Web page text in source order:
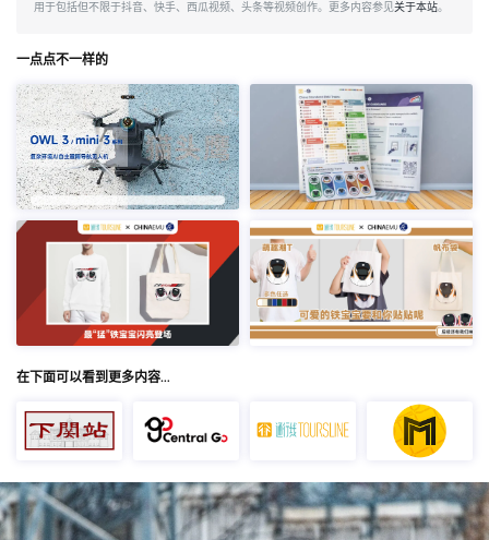
用于包括但不限于抖音、快手、西瓜视频、头条等视频创作。更多内容参见关于本站。
一点点不一样的
在下面可以看到更多内容…